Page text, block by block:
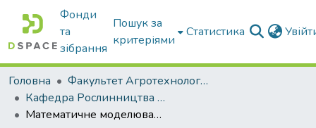
Фонди
та
зібрання
Пошук за
критеріями
Статистика
Головна
Факультет Агротехнологій та екології
Кафедра Рослинництва та садівництва ім. професора В.В. Калитки
Математичне моделювання як інструмент оптимізації наукових експериментів у фаховій підготовці здобувачів спеціальностей «Агрономія» та «Харчові технології»